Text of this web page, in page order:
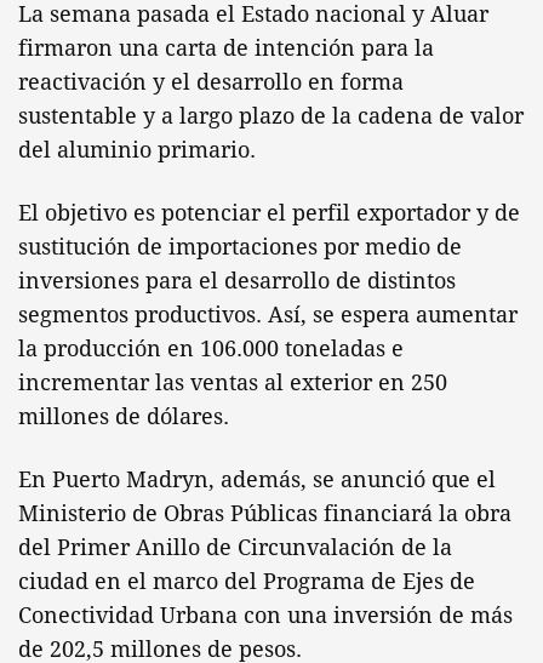
La semana pasada el Estado nacional y Aluar
firmaron una carta de intención para la
reactivación y el desarrollo en forma
sustentable y a largo plazo de la cadena de valor
del aluminio primario.
El objetivo es potenciar el perfil exportador y de
sustitución de importaciones por medio de
inversiones para el desarrollo de distintos
segmentos productivos. Así, se espera aumentar
la producción en 106.000 toneladas e
incrementar las ventas al exterior en 250
millones de dólares.
En Puerto Madryn, además, se anunció que el
Ministerio de Obras Públicas financiará la obra
del Primer Anillo de Circunvalación de la
ciudad en el marco del Programa de Ejes de
Conectividad Urbana con una inversión de más
de 202,5 millones de pesos.